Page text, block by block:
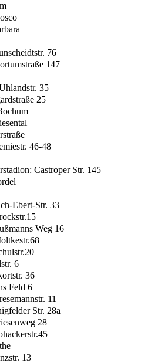
76
147
35
25
46-48
Castroper Str. 145
Ebert-Str. 33
Weg 16
6
36
Feld 6
11
Str. 28a
28
13